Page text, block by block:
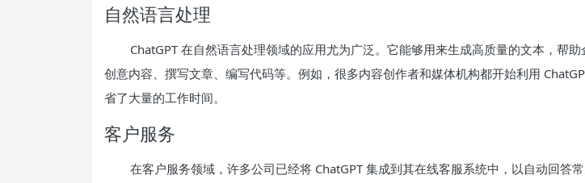
自然语言处理
ChatGPT 在自然语言处理领域的应用尤为广泛。它能够用来生成高质量的文本，帮
创意内容、撰写文章、编写代码等。例如，很多内容创作者和媒体机构都开始利用
省了大量的工作时间。
客户服务
在客户服务领域，许多公司已经将 ChatGPT 集成到其在线客服系统中，以自动回答